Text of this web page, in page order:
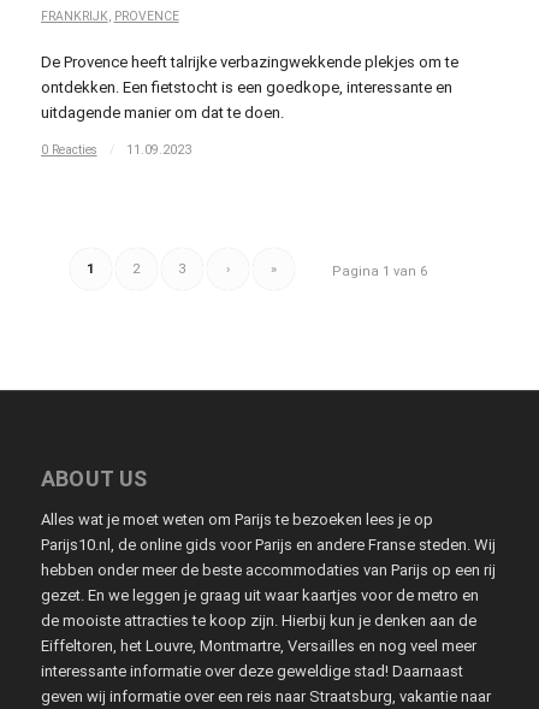
FRANKRIJK, PROVENCE
De Provence heeft talrijke verbazingwekkende plekjes om te
ontdekken. Een fietstocht is een goedkope, interessante en
uitdagende manier om dat te doen.
0 Reacties / 11.09.2023
Pagina 1 van 6
1 2 3 › »
ABOUT US
Alles wat je moet weten om Parijs te bezoeken lees je op
Parijs10.nl, de online gids voor Parijs en andere Franse steden. Wij
hebben onder meer de beste accommodaties van Parijs op een rij
gezet. En we leggen je graag uit waar kaartjes voor de metro en
de mooiste attracties te koop zijn. Hierbij kun je denken aan de
Eiffeltoren, het Louvre, Montmartre, Versailles en nog veel meer
interessante informatie over deze geweldige stad! Daarnaast
geven wij informatie over een reis naar Straatsburg, vakantie naar